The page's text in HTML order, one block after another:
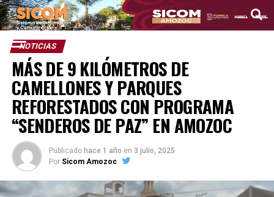
NOTICIAS
MÁS DE 9 KILÓMETROS DE
CAMELLONES Y PARQUES
REFORESTADOS CON PROGRAMA
“SENDEROS DE PAZ” EN AMOZOC
Publicado hace 1 año en 3 julio, 2025
Por Sicom Amozoc